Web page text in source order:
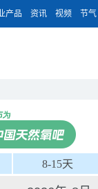
产品 资讯 视频 节气
8-15天